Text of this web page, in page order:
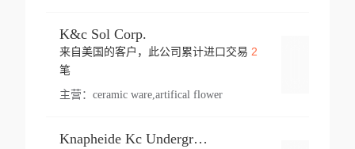
K&c Sol Corp.
来自美国的客户，此公司累计进口交易 2
笔
主营： ceramic ware,artifical flower
Knapheide Kc Underground